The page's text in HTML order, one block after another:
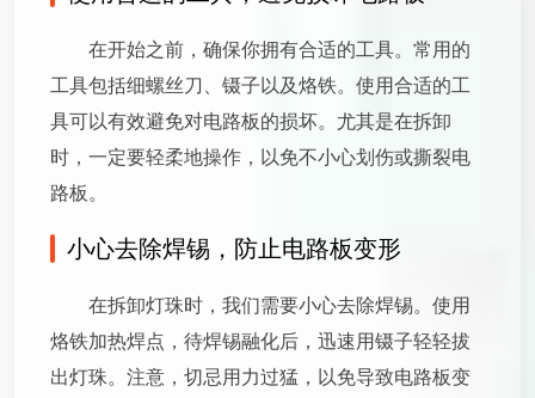
在开始之前，确保你拥有合适的工具。常用的
工具包括细螺丝刀、镊子以及烙铁。使用合适的工
具可以有效避免对电路板的损坏。尤其是在拆卸
时，一定要轻柔地操作，以免不小心划伤或撕裂电
路板。
小心去除焊锡，防止电路板变形
在拆卸灯珠时，我们需要小心去除焊锡。使用
烙铁加热焊点，待焊锡融化后，迅速用镊子轻轻拔
出灯珠。注意，切忌用力过猛，以免导致电路板变